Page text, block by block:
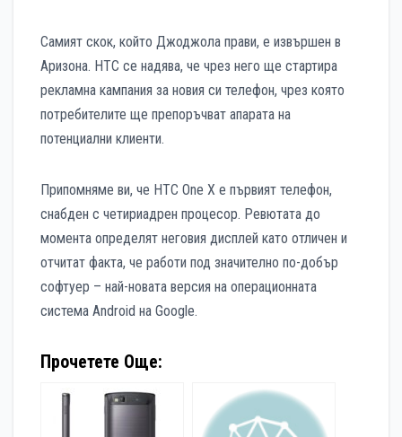
Самият скок, който Джоджола прави, е извършен в
Аризона. HTC се надява, че чрез него ще стартира
рекламна кампания за новия си телефон, чрез която
потребителите ще препоръчват апарата на
потенциални клиенти.
Припомняме ви, че HTC One X е първият телефон,
снабден с четириадрен процесор. Ревютата до
момента определят неговия дисплей като отличен и
отчитат факта, че работи под значително по-добър
софтуер – най-новата версия на операционната
система Android на Google.
Прочетете Още: